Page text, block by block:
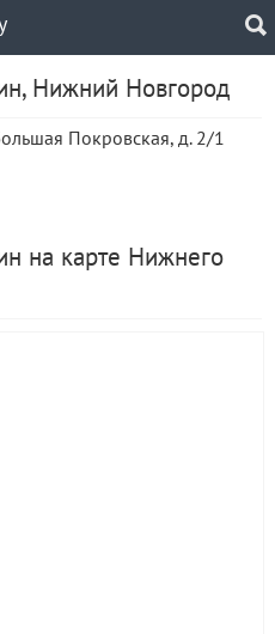
Нижний Новгород
Покровская, д. 2/1
на карте Нижнего